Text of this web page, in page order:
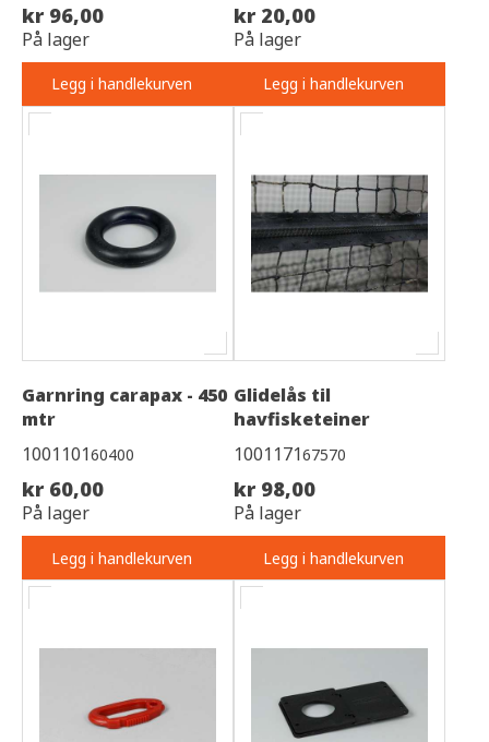
kr 96,00
På lager
Legg i handlekurven
kr 20,00
På lager
Legg i handlekurven
Garnring carapax - 450
mtr
100110160400
kr 60,00
På lager
Legg i handlekurven
Glidelås til
havfisketeiner
100117167570
kr 98,00
På lager
Legg i handlekurven